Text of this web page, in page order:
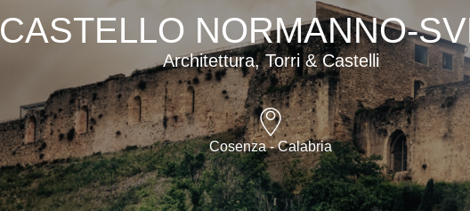
CASTELLO NORMANNO-
Architettura, Torri & Castelli
Cosenza - Calabria